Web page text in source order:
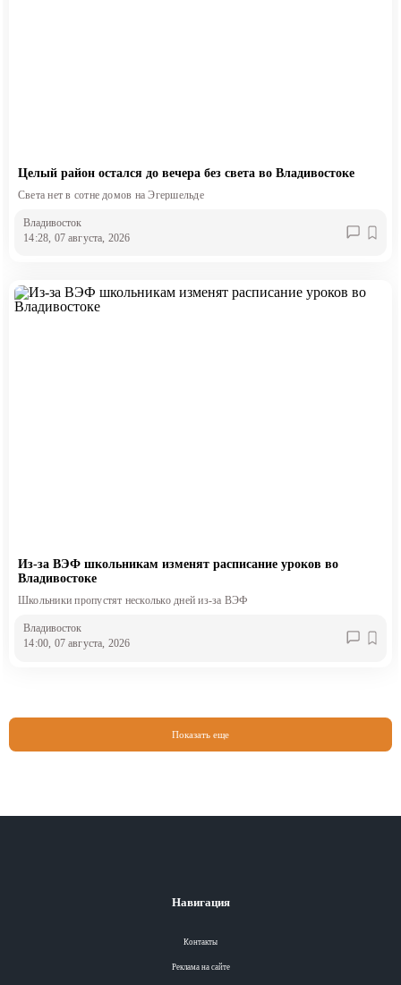
Целый район остался до вечера без света во Владивостоке
Света нет в сотне домов на Эгершельде
Владивосток
14:28, 07 августа, 2026
Из-за ВЭФ школьникам изменят расписание уроков во
Владивостоке
Школьники пропустят несколько дней из-за ВЭФ
Владивосток
14:00, 07 августа, 2026
Показать еще
Навигация
Контакты
Реклама на сайте